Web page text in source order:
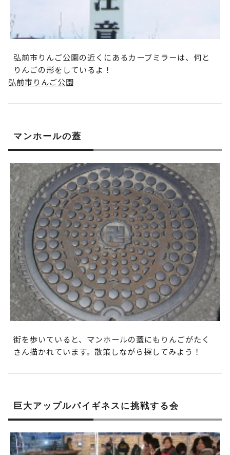
弘前市りんご公園の近くにあるカーブミラーは、何と
りんごの形をしているよ！
弘前市りんご公園
マンホールの蓋
街を歩いていると、マンホールの蓋にもりんごがたく
さん描かれています。散策しながら探してみよう！
巨大アップルパイギネスに挑戦する会